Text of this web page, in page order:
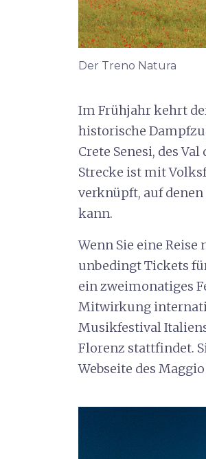
Der Treno Natura
Im Frühjahr kehrt
historische
Crete Senesi, des
Strecke ist mit
verknüpft, auf
kann.
Wenn Sie eine
unbedingt Tickets
ein zweimonatiges
Mitwirkung
Musikfestival
Florenz stattfindet.
Webseite des